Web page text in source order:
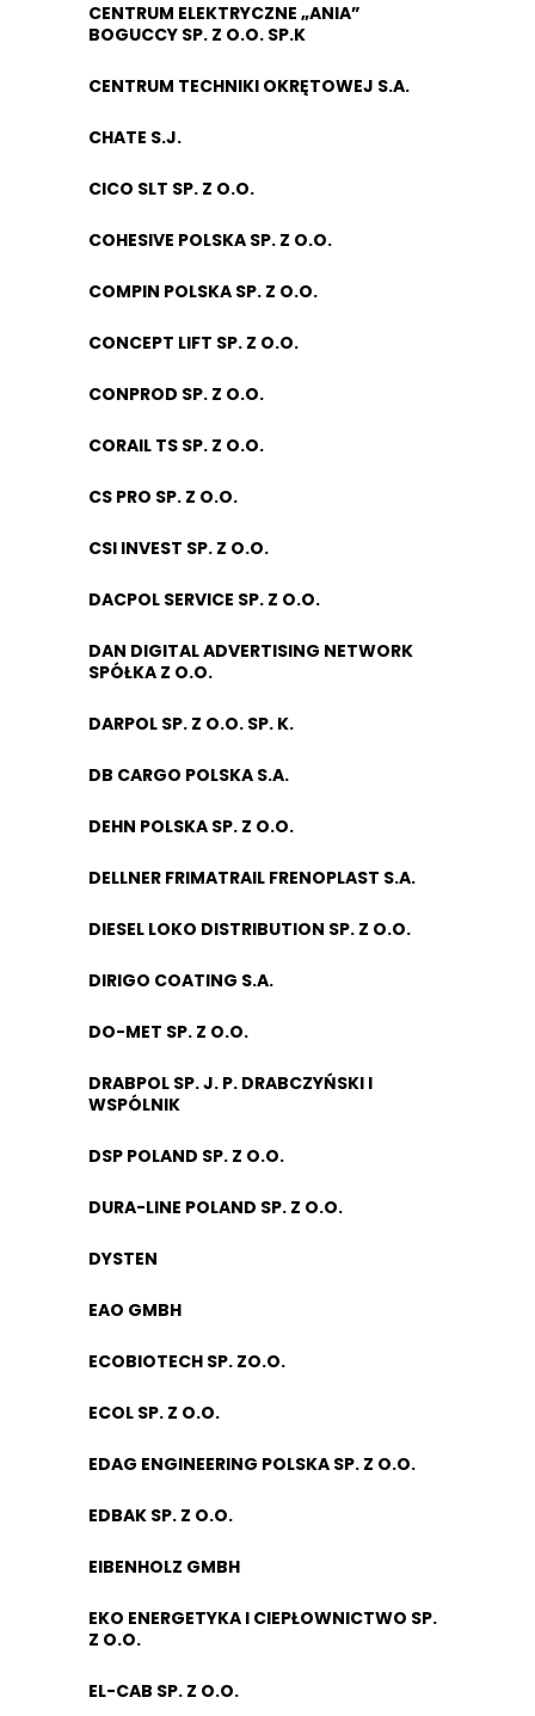
CENTRUM ELEKTRYCZNE „ANIA”
BOGUCCY SP. Z O.O. SP.K
CENTRUM TECHNIKI OKRĘTOWEJ S.A.
CHATE S.J.
CICO SLT SP. Z O.O.
COHESIVE POLSKA SP. Z O.O.
COMPIN POLSKA SP. Z O.O.
CONCEPT LIFT SP. Z O.O.
CONPROD SP. Z O.O.
CORAIL TS SP. Z O.O.
CS PRO SP. Z O.O.
CSI INVEST SP. Z O.O.
DACPOL SERVICE SP. Z O.O.
DAN DIGITAL ADVERTISING NETWORK
SPÓŁKA Z O.O.
DARPOL SP. Z O.O. SP. K.
DB CARGO POLSKA S.A.
DEHN POLSKA SP. Z O.O.
DELLNER FRIMATRAIL FRENOPLAST S.A.
DIESEL LOKO DISTRIBUTION SP. Z O.O.
DIRIGO COATING S.A.
DO-MET SP. Z O.O.
DRABPOL SP. J. P. DRABCZYŃSKI I
WSPÓLNIK
DSP POLAND SP. Z O.O.
DURA-LINE POLAND SP. Z O.O.
DYSTEN
EAO GMBH
ECOBIOTECH SP. ZO.O.
ECOL SP. Z O.O.
EDAG ENGINEERING POLSKA SP. Z O.O.
EDBAK SP. Z O.O.
EIBENHOLZ GMBH
EKO ENERGETYKA I CIEPŁOWNICTWO SP.
Z O.O.
EL-CAB SP. Z O.O.